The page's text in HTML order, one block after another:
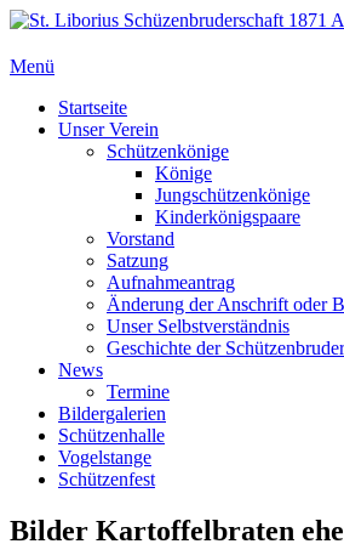
Zum
springen
St. Liborius Schüzenbruderschaft 1871
Menü
Primäres
Menü
Startseite
Unser Verein
Schützenkönige
Könige
Jungschützenkönige
Kinderkönigspaare
Vorstand
Satzung
Aufnahmeantrag
Änderung der Anschrift oder
Unser Selbstverständnis
Geschichte der
News
Termine
Bildergalerien
Schützenhalle
Vogelstange
Schützenfest
Bilder Kartoffelbraten